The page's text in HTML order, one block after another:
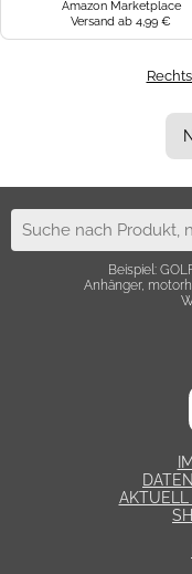
Amazon Marketplace
Versand ab 4,99 €
Beispiel:
Anhänger,
AKTUELL